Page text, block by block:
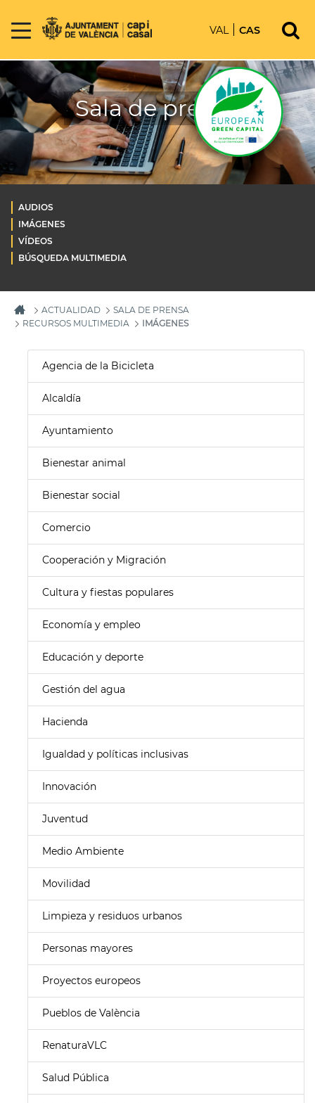
VAL CAS
Sala de prensa
AUDIOS
IMÁGENES
VÍDEOS
BÚSQUEDA MULTIMEDIA
ACTUALIDAD
SALA DE PRENSA
RECURSOS MULTIMEDIA
IMÁGENES
Agencia de la Bicicleta
Alcaldía
Ayuntamiento
Bienestar animal
Bienestar social
Comercio
Cooperación y Migración
Cultura y fiestas populares
Economía y empleo
Educación y deporte
Gestión del agua
Hacienda
Igualdad y políticas inclusivas
Innovación
Juventud
Medio Ambiente
Movilidad
Limpieza y residuos urbanos
Personas mayores
Proyectos europeos
Pueblos de València
RenaturaVLC
Salud Pública